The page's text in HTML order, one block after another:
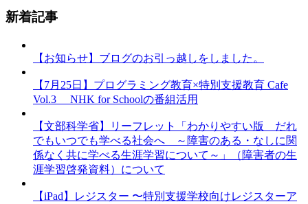
新着記事
【お知らせ】ブログのお引っ越しをしました。
【7月25日】プログラミング教育×特別支援教育 Cafe
Vol.3 NHK for Schoolの番組活用
【文部科学省】リーフレット「わかりやすい版 だれ
でもいつでも学べる社会へ ～障害のある・なしに関
係なく共に学べる生涯学習について～」（障害者の生
涯学習啓発資料）について
【iPad】レジスター 〜特別支援学校向けレジスターア